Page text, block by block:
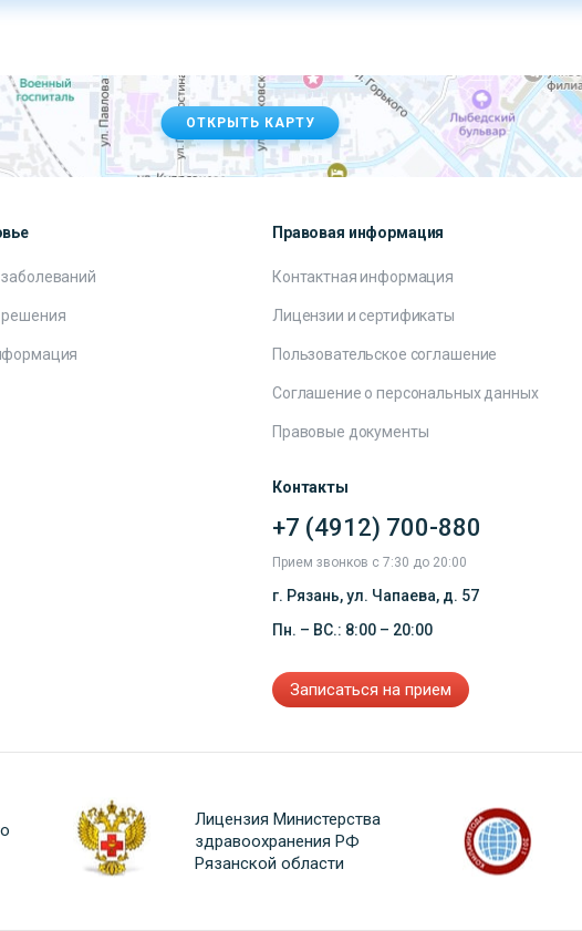
ОТКРЫТЬ КАРТУ
Правовая информация
Контактная информация
Лицензии и сертификаты
Пользовательское соглашение
Соглашение о персональных данных
Правовые документы
Контакты
+7 (4912) 700-880
Прием звонков с 7:30 до 20:00
г. Рязань, ул. Чапаева, д. 57
Пн. – ВС.: 8:00 – 20:00
Записаться на прием
Лицензия Министерства
здравоохранения РФ
Рязанской области